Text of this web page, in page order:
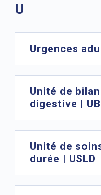
U
Urgences
Unité de
digestive |
Unité de
durée | USLD